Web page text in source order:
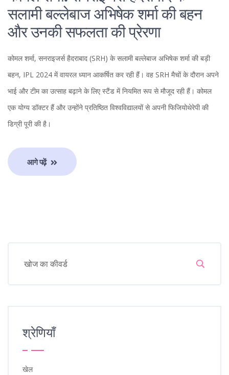
सलामी बल्लेबाज अभिषेक शर्मा की बहन
और उनकी सफलता की प्रेरणा
कोमल शर्मा, सनराइजर्स हैदराबाद (SRH) के सलामी बल्लेबाज अभिषेक शर्मा की बड़ी
बहन, IPL 2024 में वायरल ध्यान आकर्षित कर रही हैं। वह SRH मैचों के दौरान अपने
भाई और टीम का उत्साह बढ़ाने के लिए स्टैंड में नियमित रूप से मौजूद रही हैं। कोमल
एक योग्य डॉक्टर हैं और उन्होंने प्रतिष्ठित विश्वविद्यालयों से अपनी फिजियोथेरेपी की
डिग्री पूरी की है।
आगे पढ़ें
श्रेणियाँ
खेल